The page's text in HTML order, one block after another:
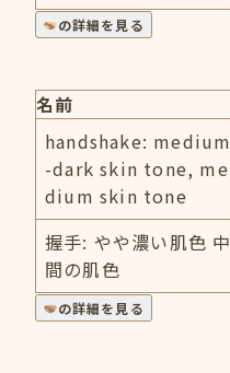
の詳細を見る
名前
handshake: medium
-dark skin tone, me
dium skin tone
握手: やや濃い肌色 中
間の肌色
の詳細を見る